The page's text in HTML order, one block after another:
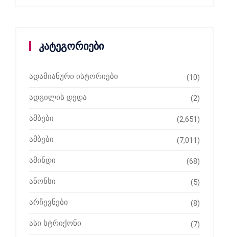
კატეგორიები
ადამიანური ისტორიები (10)
ადგილის დედა (2)
ამბები (2,651)
ამბები (7,011)
ამინდი (68)
ანონსი (5)
არჩევნები (8)
ასი სტრიქონი (7)